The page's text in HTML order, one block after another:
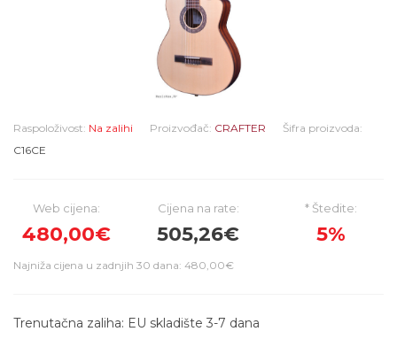
Raspoloživost: Na zalihi Proizvođač: CRAFTER
Šifra proizvoda:
C16CE
Web cijena:
480,00€
Cijena na rate:
505,26€
* Štedite:
5%
Najniža cijena u zadnjih 30 dana: 480,00€
Trenutačna zaliha: EU skladište 3-7 dana